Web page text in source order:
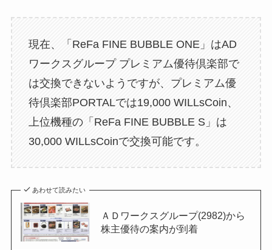
現在、「ReFa FINE BUBBLE ONE」はAD
ワークスグループ プレミアム優待倶楽部で
は交換できないようですが、プレミアム優
待倶楽部PORTALでは19,000 WILLsCoin、
上位機種の「ReFa FINE BUBBLE S」は
30,000 WILLsCoinで交換可能です。
あわせて読みたい
ＡＤワークスグループ(2982)から
株主優待の案内が到着